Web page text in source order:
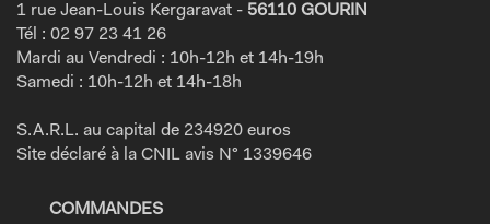
1 rue Jean-Louis Kergaravat - 56110 GOURIN
Tél : 02 97 23 41 26
Mardi au Vendredi : 10h-12h et 14h-19h
Samedi : 10h-12h et 14h-18h
S.A.R.L. au capital de 234920 euros
Site déclaré à la CNIL avis N° 1339646
COMMANDES